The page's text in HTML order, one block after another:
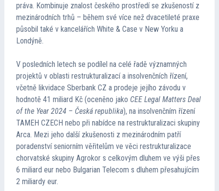
práva. Kombinuje znalost českého prostředí se zkušeností z
mezinárodních trhů – během své více než dvacetileté praxe
působil také v kancelářích White & Case v New Yorku a
Londýně.
V posledních letech se podílel na celé řadě významných
projektů v oblasti restrukturalizací a insolvenčních řízení,
včetně likvidace Sberbank CZ a prodeje jejího závodu v
hodnotě 41 miliard Kč (oceněno jako CEE Legal Matters Deal
of the Year 2024 – Česká republika), na insolvenčním řízení
TAMEH CZECH nebo při nabídce na restrukturalizaci skupiny
Arca. Mezi jeho další zkušenosti z mezinárodním patří
poradenství seniorním věřitelům ve věci restrukturalizace
chorvatské skupiny Agrokor s celkovým dluhem ve výši přes
6 miliard eur nebo Bulgarian Telecom s dluhem přesahujícím
2 miliardy eur.